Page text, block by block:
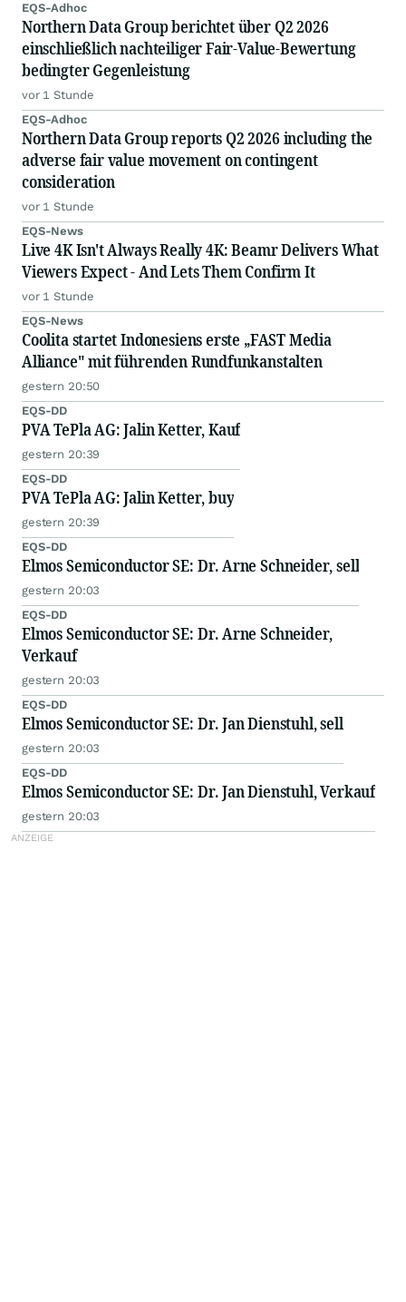
EQS-Adhoc
Northern Data Group berichtet über Q2 2026
einschließlich nachteiliger Fair-Value-Bewertung
bedingter Gegenleistung
vor 1 Stunde
EQS-Adhoc
Northern Data Group reports Q2 2026 including the
adverse fair value movement on contingent
consideration
vor 1 Stunde
EQS-News
Live 4K Isn't Always Really 4K: Beamr Delivers What
Viewers Expect - And Lets Them Confirm It
vor 1 Stunde
EQS-News
Coolita startet Indonesiens erste „FAST Media
Alliance" mit führenden Rundfunkanstalten
gestern 20:50
EQS-DD
PVA TePla AG: Jalin Ketter, Kauf
gestern 20:39
EQS-DD
PVA TePla AG: Jalin Ketter, buy
gestern 20:39
EQS-DD
Elmos Semiconductor SE: Dr. Arne Schneider, sell
gestern 20:03
EQS-DD
Elmos Semiconductor SE: Dr. Arne Schneider,
Verkauf
gestern 20:03
EQS-DD
Elmos Semiconductor SE: Dr. Jan Dienstuhl, sell
gestern 20:03
EQS-DD
Elmos Semiconductor SE: Dr. Jan Dienstuhl, Verkauf
gestern 20:03